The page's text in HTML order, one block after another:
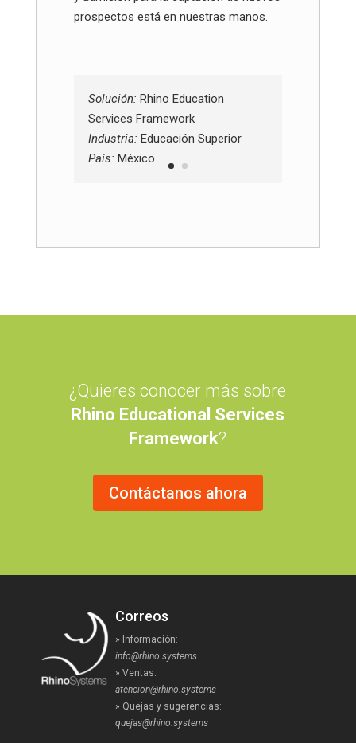
prospectos está en nuestras manos.
Solución: Rhino Education
Services Framework
Industria: Educación Superior
País: México
¿Quieres conocer más sobre
Rhino Educational Services
Framework?
Contáctanos ahora
Correos
» Información:
info@rhino.systems
» Ventas:
atencion@rhino.systems
» Quejas y sugerencias:
quejas@rhino.systems